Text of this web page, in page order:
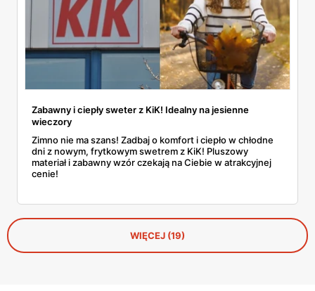
Zabawny i ciepły sweter z KiK! Idealny na jesienne
wieczory
Zimno nie ma szans! Zadbaj o komfort i ciepło w chłodne
dni z nowym, frytkowym swetrem z KiK! Pluszowy
materiał i zabawny wzór czekają na Ciebie w atrakcyjnej
cenie!
WIĘCEJ (19)